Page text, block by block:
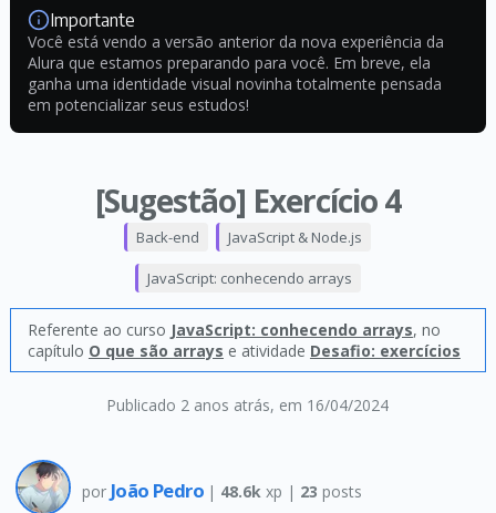
Importante
Você está vendo a versão anterior da nova experiência da
Alura que estamos preparando para você. Em breve, ela
ganha uma identidade visual novinha totalmente pensada
em potencializar seus estudos!
[Sugestão] Exercício 4
Publicado 2 anos atrás, em 16/04/2024
Back-end JavaScript & Node.js
JavaScript: conhecendo arrays
Referente ao curso JavaScript: conhecendo arrays, no
capítulo O que são arrays e atividade Desafio: exercícios
por João Pedro | 48.6k xp | 23 posts